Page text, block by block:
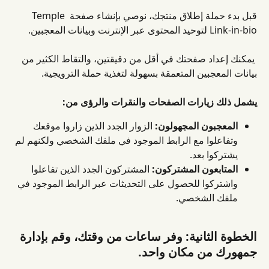
قبل بدء حملة إطلاق منتجك، نوصي بإنشاء صفحة Temple
Link-in-bio لتوحيد المحتوى عبر الإنترنت وبيانات المعجبين.
يمكنك إعداد صفحتك في أقل من دقيقتين، والتقاط الكثير من
بيانات المعجبين المتعمقة بسهولة لتغذية حملة الترويجية.
يشمل ذلك زيارات الصفحات والنقرات والرؤى من:
المعجبون المجهولون: الزوار الجدد الذين زاروا موقعك
وتفاعلوا مع الرابط الموجود في ملفك الشخصي ولكنهم لم
يشتركوا بعد.
المتابعون المشتركون: المشتركون الجدد الذين تفاعلوا
واشتركوا للحصول على التحديثات عبر الرابط الموجود في
ملفك الشخصي.
الخطوة الثانية: وفر ساعات من وقتك، وقم بإدارة
جمهورك من مكان واحد.